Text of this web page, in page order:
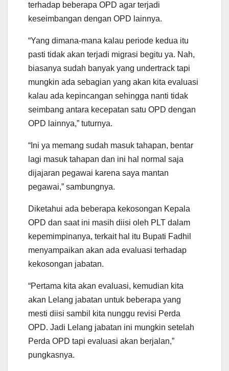
terhadap beberapa OPD agar terjadi
keseimbangan dengan OPD lainnya.
“Yang dimana-mana kalau periode kedua itu
pasti tidak akan terjadi migrasi begitu ya. Nah,
biasanya sudah banyak yang undertrack tapi
mungkin ada sebagian yang akan kita evaluasi
kalau ada kepincangan sehingga nanti tidak
seimbang antara kecepatan satu OPD dengan
OPD lainnya,” tuturnya.
“Ini ya memang sudah masuk tahapan, bentar
lagi masuk tahapan dan ini hal normal saja
dijajaran pegawai karena saya mantan
pegawai,” sambungnya.
Diketahui ada beberapa kekosongan Kepala
OPD dan saat ini masih diisi oleh PLT dalam
kepemimpinanya, terkait hal itu Bupati Fadhil
menyampaikan akan ada evaluasi terhadap
kekosongan jabatan.
“Pertama kita akan evaluasi, kemudian kita
akan Lelang jabatan untuk beberapa yang
mesti diisi sambil kita nunggu revisi Perda
OPD. Jadi Lelang jabatan ini mungkin setelah
Perda OPD tapi evaluasi akan berjalan,”
pungkasnya.